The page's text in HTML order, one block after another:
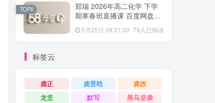
郑瑞 2026年高二化学 下学
期寒春班直播课 百度网盘下
5月25日 09:31:30 79人已阅读
TOP6
标签云
龚正 龚昱晗
龚政
龙坚
默写
黑马逆袭